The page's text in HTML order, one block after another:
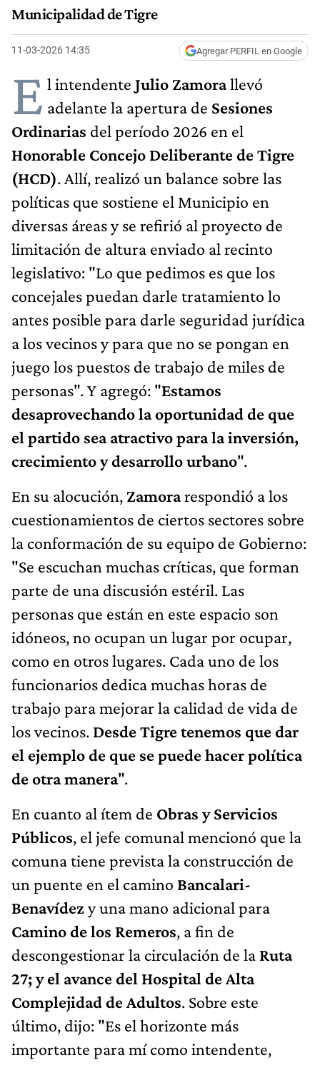
Municipalidad de Tigre
11-03-2026 14:35 Agregar PERFIL en Google
E l intendente Julio Zamorallevó
adelante la apertura de Sesiones
Ordinarias del período 2026 en el
Honorable Concejo Deliberante de Tigre
(HCD). Allí, realizó un balance sobre las
políticas que sostiene el Municipio en
diversas áreas y se refirió al proyecto de
limitación de altura enviado al recinto
legislativo: "Lo que pedimos es que los
concejales puedan darle tratamiento lo
antes posible para darle seguridad jurídica
a los vecinos y para que no se pongan en
juego los puestos de trabajo de miles de
personas". Y agregó: "Estamos
desaprovechando la oportunidad de que
el partido sea atractivo para la inversión,
crecimiento y desarrollo urbano".
En su alocución, Zamorarespondió a los
cuestionamientos de ciertos sectores sobre
la conformación de su equipo de Gobierno:
"Se escuchan muchas críticas, que forman
parte de una discusión estéril. Las
personas que están en este espacio son
idóneos, no ocupan un lugar por ocupar,
como en otros lugares. Cada uno de los
funcionarios dedica muchas horas de
trabajo para mejorar la calidad de vida de
los vecinos. Desde Tigre tenemos que dar
el ejemplo de que se puede hacer política
de otra manera".
En cuanto al ítem de Obras y Servicios
Públicos, el jefe comunal mencionó que la
comuna tiene prevista la construcción de
un puente en el camino Bancalari-
Benavídezy una mano adicional para
Camino de los Remeros, a fin de
descongestionar la circulación de la Ruta
27; y el avance del Hospital de Alta
Complejidad de Adultos. Sobre este
último, dijo: "Es el horizonte más
importante para mí como intendente,